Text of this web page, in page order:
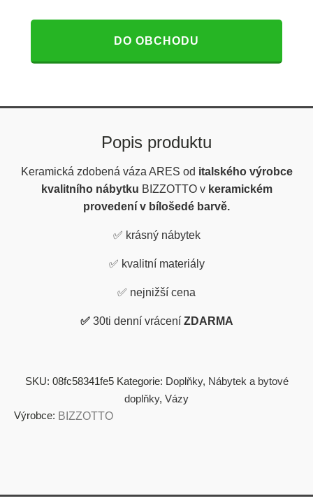
DO OBCHODU
Popis produktu
Keramická zdobená váza ARES od italského výrobce
kvalitního nábytku BIZZOTTO v keramickém
provedení v bílošedé barvě.
✅ krásný nábytek
✅ kvalitní materiály
✅ nejnižší cena
✅ 30ti denní vrácení ZDARMA
SKU: 08fc58341fe5 Kategorie: Doplňky, Nábytek a bytové
doplňky, Vázy
Výrobce: BIZZOTTO